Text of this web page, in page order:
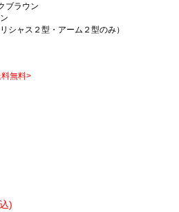
ブラウン
シャス２型・アーム２型のみ）
無料>
)